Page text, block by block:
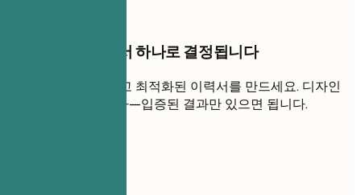
다음 면접은 이력서 하나로 결정됩니다
몇 분 만에 전문적이고 최적화된 이력서를 만드세요. 디자인
기술은 필요 없습니다—입증된 결과만 있으면 됩니다.